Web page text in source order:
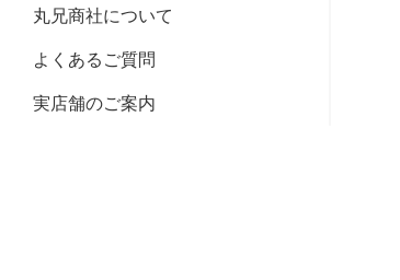
丸兄商社について
よくあるご質問
実店舗のご案内